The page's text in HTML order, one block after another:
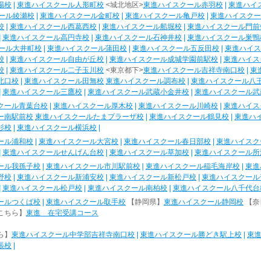
校
東進ハイスクール人形町校 <城北地区>東進ハイスクール赤羽校 東進ハイ
ル綾瀬校 東進ハイスクール金町校 東進ハイスクール亀戸校 東進ハイスク
東進ハイスクール西葛西校 東進ハイスクール船堀校 東進ハイスクール門
東進ハイスクール高円寺校 東進ハイスクール石神井校 東進ハイスクール巣
ル大井町校 東進ハイスクール蒲田校 東進ハイスクール五反田校 東進ハイ
東進ハイスクール自由が丘校 東進ハイスクール成城学園前駅校 東進ハイ
東進ハイスクール二子玉川校 <東京都下>東進ハイスクール吉祥寺南口校 東
口校
東進ハイスクール田無校 東進ハイスクール調布校 東進ハイスクール八
東進ハイスクール三鷹校 東進ハイスクール武蔵小金井校 東進ハイスクール
ール青葉台校 東進ハイスクール厚木校 東進ハイスクール川崎校 東進ハイ
南駅前校 東進ハイスクールたまプラーザ校 東進ハイスクール鶴見校 東進ハ
校
東進ハイスクール横浜校
ル浦和校 東進ハイスクール大宮校 東進ハイスクール春日部校 東進ハイス
東進ハイスクールせんげん台校 東進ハイスクール草加校 東進ハイスクール
ル我孫子校 東進ハイスクール市川駅前校 東進ハイスクール稲毛海岸校 東
校
東進ハイスクール新浦安校 東進ハイスクール新松戸校 東進ハイスクー
東進ハイスクール松戸校 東進ハイスクール南柏校
東進ハイスクール八千代
ルつくば校 東進ハイスクール取手校 【静岡県】 東進ハイスクール静岡校 【
ちら】 東進 在宅受講コース
東進ハイスクール中学部吉祥寺南口校 東進ハイスクール勝どき駅上校 東
校